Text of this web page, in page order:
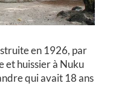
en 1926, par
et huissier à Nuku
qui avait 18 ans